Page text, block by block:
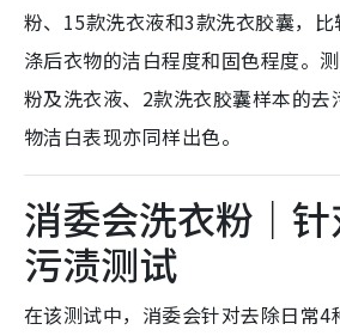
粉、15款洗衣液和3款洗衣胶囊，
涤后衣物的洁白程度和固色程度。
粉及洗衣液、2款洗衣胶囊样本的
物洁白表现亦同样出色。
消委会洗衣粉｜
污渍测试
在该测试中，消委会针对去除日常4